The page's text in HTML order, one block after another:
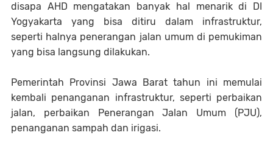
disapa AHD mengatakan banyak hal menarik di DI
Yogyakarta yang bisa ditiru dalam infrastruktur,
seperti halnya penerangan jalan umum di pemukiman
yang bisa langsung dilakukan.
Pemerintah Provinsi Jawa Barat tahun ini memulai
kembali penanganan infrastruktur, seperti perbaikan
jalan, perbaikan Penerangan Jalan Umum (PJU),
penanganan sampah dan irigasi.